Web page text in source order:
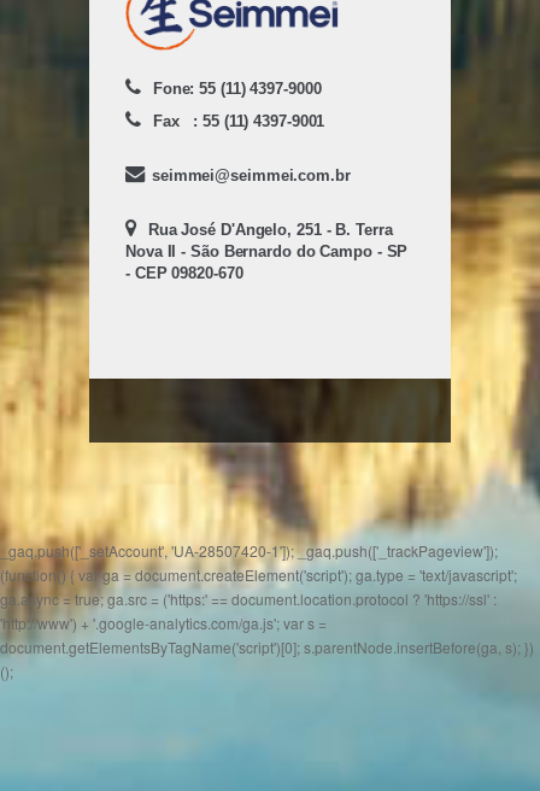
Fone: 55 (11) 4397-9000
Fax : 55 (11) 4397-9001
seimmei@seimmei.com.br
Rua José D'Angelo, 251 - B. Terra
Nova II - São Bernardo do Campo - SP
- CEP 09820-670
_gaq.push(['_setAccount', 'UA-28507420-1']); _gaq.push(['_trackPageview']);
(function() { var ga = document.createElement('script'); ga.type = 'text/javascript';
ga.async = true; ga.src = ('https:' == document.location.protocol ? 'https://ssl' :
'http://www') + '.google-analytics.com/ga.js'; var s =
document.getElementsByTagName('script')[0]; s.parentNode.insertBefore(ga, s); })
();